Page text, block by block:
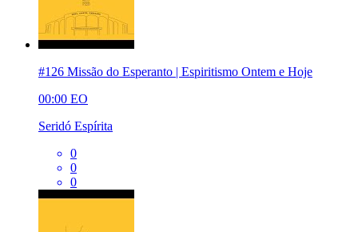
#126 Missão do Esperanto | Espiritismo Ontem e Hoje
00:00 EO
Seridó Espírita
0
0
0